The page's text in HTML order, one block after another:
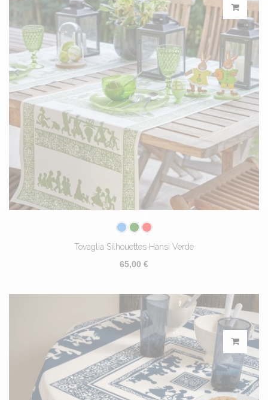
Tovaglia Silhouettes Hansi Verde
65,00 €